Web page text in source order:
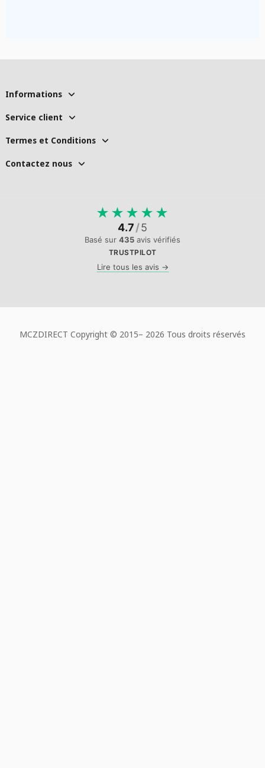
Informations
Service client
Termes et Conditions
Contactez nous
★ ★ ★ ★ ★
4.7/5
Basé sur 435 avis vérifiés
TRUSTPILOT
Lire tous les avis →
MCZDIRECT Copyright © 2015– 2026 Tous droits réservés